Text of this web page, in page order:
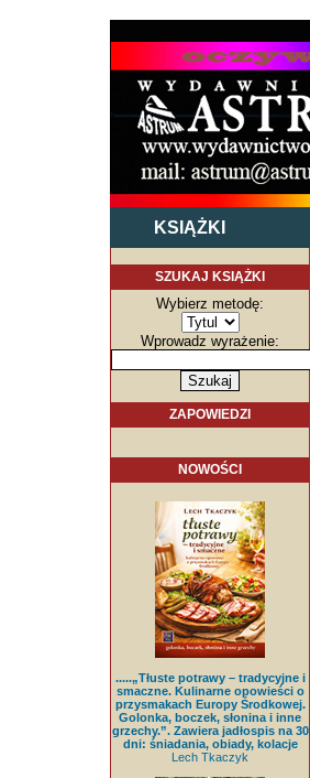
KSIĄŻKI
SZUKAJ KSIĄŻKI
Wybierz metodę:
Wprowadz wyrażenie:
ZAPOWIEDZI
NOWOŚCI
.....„Tłuste potrawy – tradycyjne i
smaczne. Kulinarne opowieści o
przysmakach Europy Środkowej.
Golonka, boczek, słonina i inne
grzechy.”. Zawiera jadłospis na 30
dni: śniadania, obiady, kolacje
Lech Tkaczyk